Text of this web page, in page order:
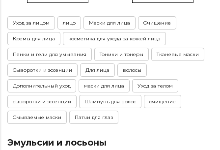
Уход за лицом лицо Маски для лица Очищение
Кремы для лица косметика для ухода за кожей лица
Пенки и гели для умывания Тоники и тонеры Тканевые маски
Сыворотки и эссенции Для лица волосы
Дополнительный уход маски для лица Уход за телом
сыворотки и эссенции Шампунь для волос очищение
Смываемые маски Патчи для глаз
Эмульсии и лосьоны